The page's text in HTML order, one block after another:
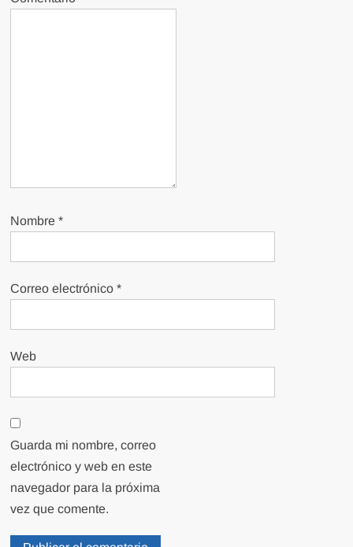
Nombre*
Correo electrónico*
Web
Guarda mi nombre, correo
electrónico y web en este
navegador para la próxima
vez que comente.